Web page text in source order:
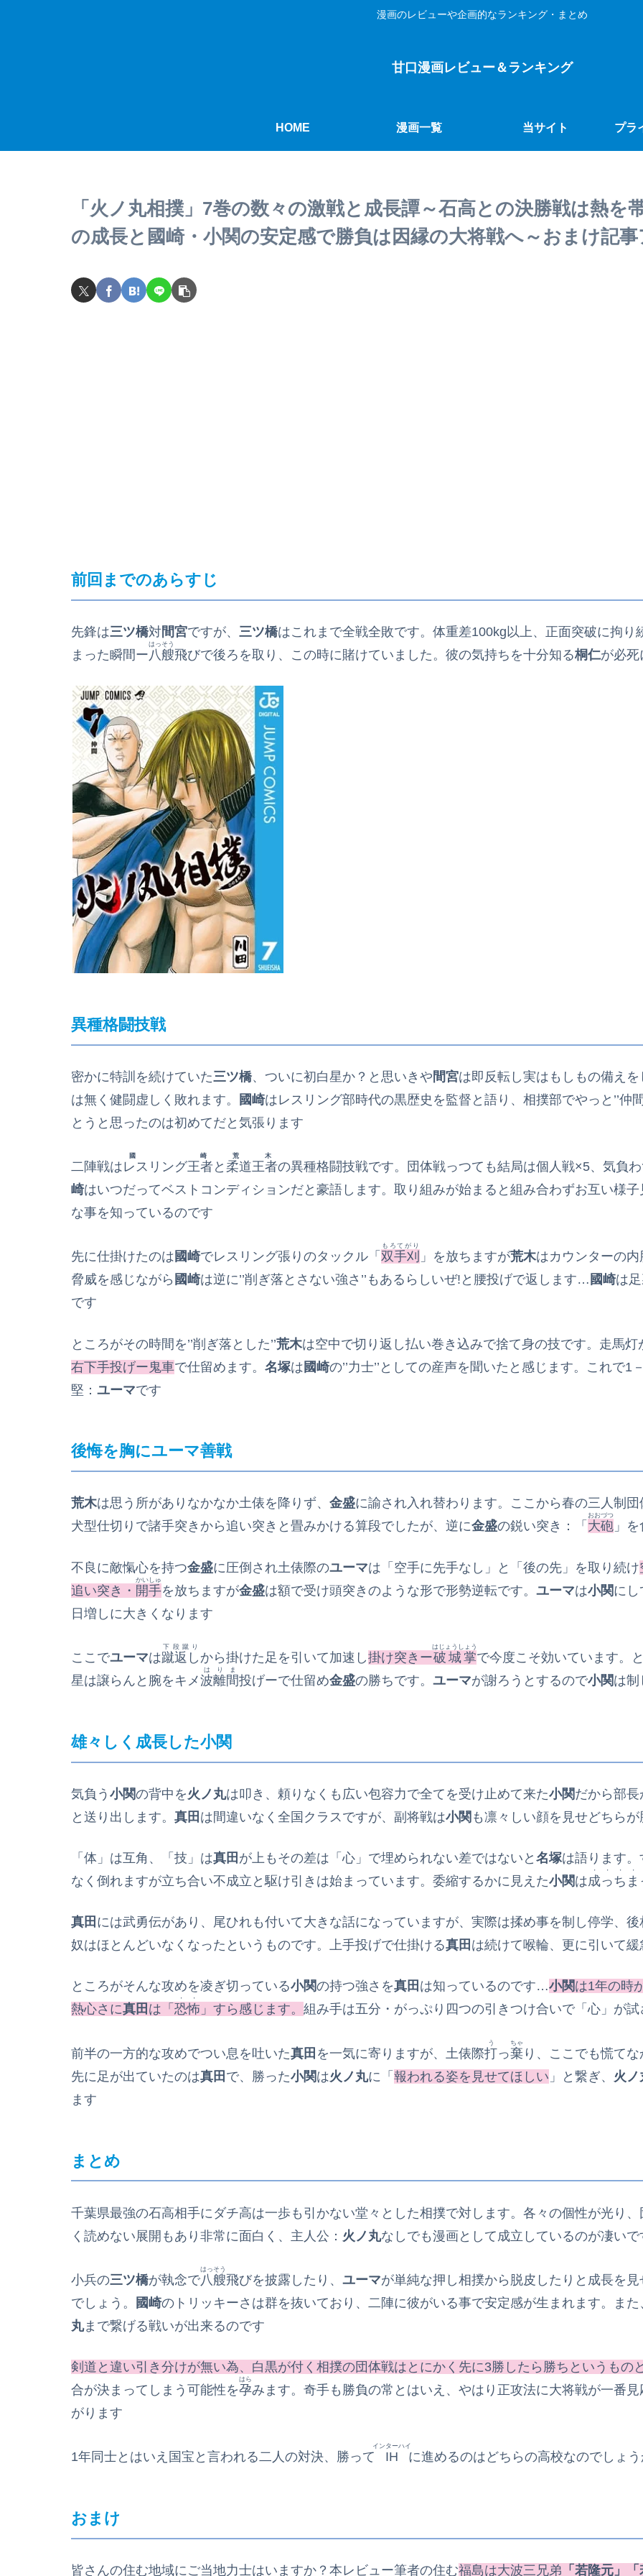
漫画のレビューや企画的なランキング・まとめ
甘口漫画レビュー＆ランキング
HOME 漫画一覧 当サイト プラ
「火ノ丸相撲」7巻の数々の激戦と成長譚～石高との決勝戦は熱を
の成長と國崎・小関の安定感で勝負は因縁の大将戦へ～おまけ記
前回までのあらすじ
先鋒は三ツ橋対間宮ですが、 三ツ橋はこれまで全戦全敗です。体重差100kg以上、正面突破に拘り
まった瞬間ー 八艘
はっそう
飛びで後ろを取り、この時に賭けていました。彼の気持ちを十分知る桐仁が必
異種格闘技戦
密かに特訓を続けていた三ツ橋、ついに初白星か？と思いきや 間宮は即反転し実はもしもの備え
は無く健闘虚しく敗れます。
國崎はレスリング部時代の黒歴史を監督と語り、相撲部でやっと’’仲
とうと思ったのは初めてだと気張ります
二陣戦はレスリング王者
國崎
と 柔道王者
荒木
の異種格闘技戦です。団体戦っつても結局は個人戦×5、気負
崎はいつだってベストコンディションだと豪語します。取り組みが始まると組み合わずお互い様
な事を知っているのです
先に仕掛けたのは 國崎でレスリング張りのタックル「 双手刈
もろてがり
」を放ちますが荒木はカウンターの内
脅威を感じながら 國崎は逆に’’削ぎ落とさない強さ’’もあるらしいぜ!と腰投げで返します… 國崎は
です
ところがその時間を’’削ぎ落とした’’荒木は空中で切り返し払い巻き込みで捨て身の技です。走馬灯
右下手投げー鬼車で仕留めます。 名塚は 國崎の’’力士’’としての産声を聞いたと感じます。これで
堅： ユーマです
後悔を胸にユーマ善戦
荒木は思う所がありなかなか土俵を降りず、 金盛に諭され入れ替わります。ここから春の三人制団
犬型仕切りで諸手突きから追い突きと畳みかける算段でしたが、逆に金盛の鋭い突き：「 大砲
おおづつ
」
不良に敵愾心を持つ金盛に圧倒され土俵際のユーマは「空手に先手なし」と「後の先」を取り続け
追い突き・ 開手
かいしゅ
を放ちますが金盛は額で受け頭突きのような形で形勢逆転です。 ユーマは小関にし
日増しに大きくなります
ここでユーマは蹴返し
下段蹴り
から掛けた足を引いて加速し掛け突きー破城掌
はじょうしょう
で今度こそ効いています。
星は譲らんと腕をキメ波離間
はりま
投げーで仕留め金盛の勝ちです。 ユーマが謝ろうとするので小関は制
雄々しく成長した小関
気負う 小関の背中を火ノ丸は叩き、頼りなくも広い包容力で全てを受け止めて来た小関だから部
と送り出します。 真田 は間違いなく全国クラスですが、副将戦は小関 も凛々しい顔を見せどちら
「体」は互角、「技」は真田 が上もその差は「心」で埋められない差ではないと 名塚は語ります
なく倒れますが立ち合い不成立と駆け引きは始まっています。委縮するかに見えた小関は成っちま
・・・・
真田 には武勇伝があり、尾ひれも付いて大きな話になっていますが、実際は揉め事を制し停学、
奴はほとんどいなくなったというものです。上手投げで仕掛ける真田 は続けて喉輪、更に引いて
ところがそんな攻めを凌ぎ切っている小関の持つ強さを真田 は知っているのです…小関は1年の時
熱心さに真田 は「 恐怖
・・
」すら感じます。 組み手は五分・がっぷり四つの引きつけ合いで「心」が試
前半の一方的な攻めでつい息を吐いた真田 を一気に寄りますが、土俵際打
う
っ棄
ちゃ
り、ここでも慌てな
先に足が出ていたのは真田 で、勝った小関は火ノ丸に「 報われる姿を見せてほしい 」と繋ぎ、 火ノ
ます
まとめ
千葉県最強の石高相手にダチ高は一歩も引かない堂々とした相撲で対します。各々の個性が光り
く読めない展開もあり非常に面白く、主人公： 火ノ丸なしでも漫画として成立しているのが凄いで
小兵の三ツ橋が執念で八艘
はっそう
飛びを披露したり、 ユーマが単純な押し相撲から脱皮したりと成長を
でしょう。
國崎のトリッキーさは群を抜いており、二陣に彼がいる事で安定感が生まれます。また
丸まで繋げる戦いが出来るのです
剣道と違い引き分けが無い為、白黒が付く相撲の団体戦はとにかく先に3勝したら勝ちというものと
合が決まってしまう可能性を孕
はら
みます。奇手も勝負の常とはいえ、やはり正攻法に大将戦が一番
がります
1年同士とはいえ国宝と言われる二人の対決、勝って IH
インターハイ
に進めるのはどちらの高校なのでしょ
おまけ
皆さんの住む地域にご当地力士はいますか？本レビュー筆者の住む福島は大波三兄弟 「若隆元」